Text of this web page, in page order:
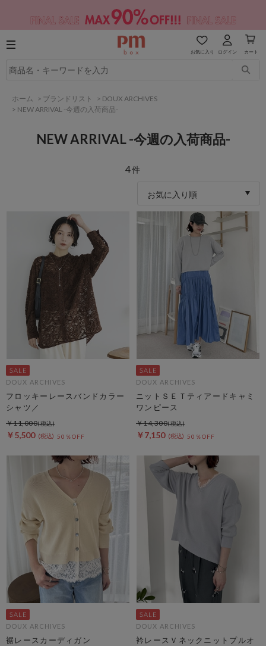
お気に入り ログイン カート
ホーム > ブランドリスト > DOUX ARCHIVES
> NEW ARRIVAL -今週の入荷商品-
NEW ARRIVAL -今週の入荷商品-
4件
お気に入り順
DOUX ARCHIVES
フロッキーレースバンドカラー
シャツ／
￥5,500 50％OFF
￥11,000
DOUX ARCHIVES
ニットＳＥＴティアードキャミ
ワンピース
￥7,150 50％OFF
￥14,300
DOUX ARCHIVES
裾レースカーディガン
DOUX ARCHIVES
衿レースＶネックニットプルオ